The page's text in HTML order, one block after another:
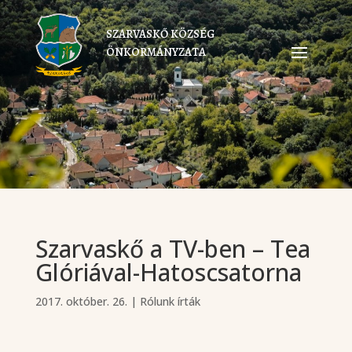
SZARVASKŐ KÖZSÉG
ÖNKORMÁNYZATA
Szarvaskő a TV-ben – Tea
Glóriával-Hatoscsatorna
2017. október. 26. | Rólunk írták